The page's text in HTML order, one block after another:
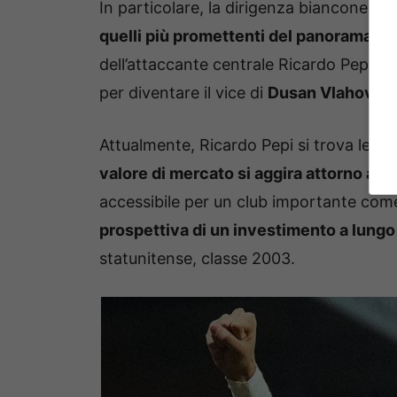
In particolare, la dirigenza bianconera
quelli più promettenti del panorama
dell’attaccante centrale Ricardo Pepi,
per diventare il vice di Dusan Vlahovic
Attualmente, Ricardo Pepi si trova
valore di mercato si aggira attorno ai
accessibile per un club importante
prospettiva di un investimento a
statunitense, classe 2003.